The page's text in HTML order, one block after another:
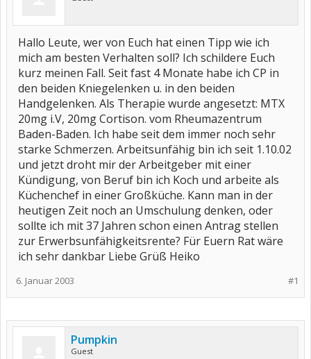
Hallo Leute, wer von Euch hat einen Tipp wie ich
mich am besten Verhalten soll? Ich schildere Euch
kurz meinen Fall. Seit fast 4 Monate habe ich CP in
den beiden Kniegelenken u. in den beiden
Handgelenken. Als Therapie wurde angesetzt: MTX
20mg i.V, 20mg Cortison. vom Rheumazentrum
Baden-Baden. Ich habe seit dem immer noch sehr
starke Schmerzen. Arbeitsunfähig bin ich seit 1.10.02
und jetzt droht mir der Arbeitgeber mit einer
Kündigung, von Beruf bin ich Koch und arbeite als
Küchenchef in einer Großküche. Kann man in der
heutigen Zeit noch an Umschulung denken, oder
sollte ich mit 37 Jahren schon einen Antrag stellen
zur Erwerbsunfähigkeitsrente? Für Euern Rat wäre
ich sehr dankbar Liebe Grüß Heiko
#1
6. Januar 2003
Pumpkin
Guest